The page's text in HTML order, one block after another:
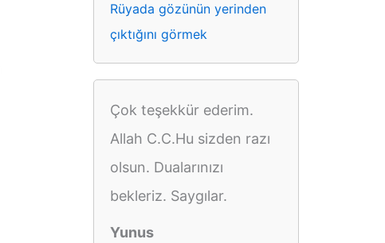
Rüyada gözünün yerinden
çıktığını görmek
Çok teşekkür ederim.
Allah C.C.Hu sizden razı
olsun. Dualarınızı
bekleriz. Saygılar.
Yunus